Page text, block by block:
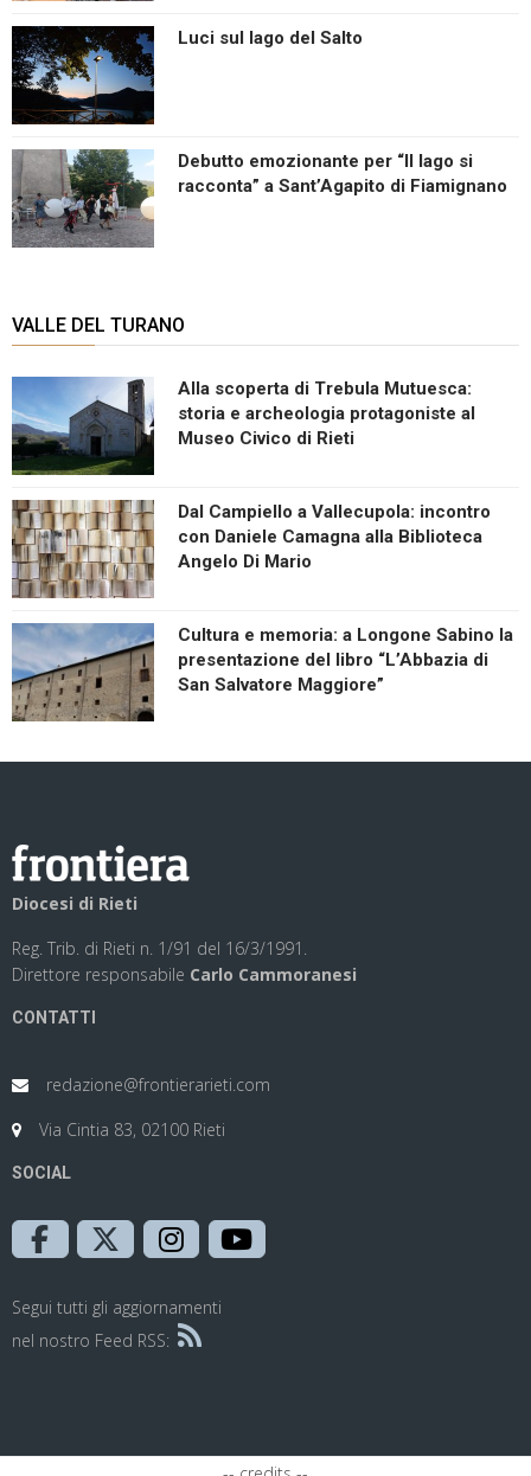
Luci sul lago del Salto
Debutto emozionante per “Il lago si
racconta” a Sant’Agapito di Fiamignano
VALLE DEL TURANO
Alla scoperta di Trebula Mutuesca:
storia e archeologia protagoniste al
Museo Civico di Rieti
Dal Campiello a Vallecupola: incontro
con Daniele Camagna alla Biblioteca
Angelo Di Mario
Cultura e memoria: a Longone Sabino la
presentazione del libro “L’Abbazia di
San Salvatore Maggiore”
Diocesi di Rieti
Reg. Trib. di Rieti n. 1/91 del 16/3/1991.
Direttore responsabile Carlo Cammoranesi
CONTATTI
redazione@frontierarieti.com
Via Cintia 83, 02100 Rieti
SOCIAL
Segui tutti gli aggiornamenti
nel nostro Feed RSS: